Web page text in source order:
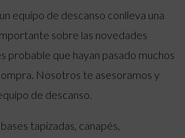
equipo de descanso conlleva una
sobre las novedades
probable que hayan pasado muchos
Nosotros te asesoramos y
de descanso.
tapizadas, canapés,